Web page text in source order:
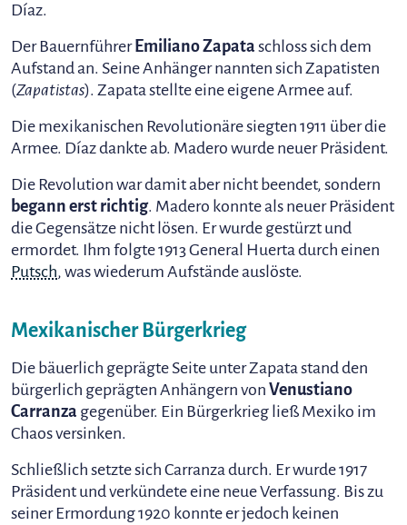
Díaz.
Der BauernführerEmiliano Zapata schloss sich dem
Aufstand an. Seine Anhänger nannten sich Zapatisten
(Zapatistas). Zapata stellte eine eigene Armee auf.
Die mexikanischen Revolutionäre siegten 1911 über die
Armee. Díaz dankte ab. Madero wurde neuer Präsident.
Die Revolution war damit aber nicht beendet, sondern
begann erst richtig. Madero konnte als neuer Präsident
die Gegensätze nicht lösen. Er wurde gestürzt und
ermordet. Ihm folgte 1913 General Huerta durch einen
Putsch, was wiederum Aufstände auslöste.
Mexikanischer Bürgerkrieg
Die bäuerlich geprägte Seite unter Zapata stand den
bürgerlich geprägten Anhängern von Venustiano
Carranza gegenüber. Ein Bürgerkrieg ließ Mexiko im
Chaos versinken.
Schließlich setzte sich Carranza durch. Er wurde 1917
Präsident und verkündete eine neue Verfassung. Bis zu
seiner Ermordung 1920 konnte er jedoch keinen